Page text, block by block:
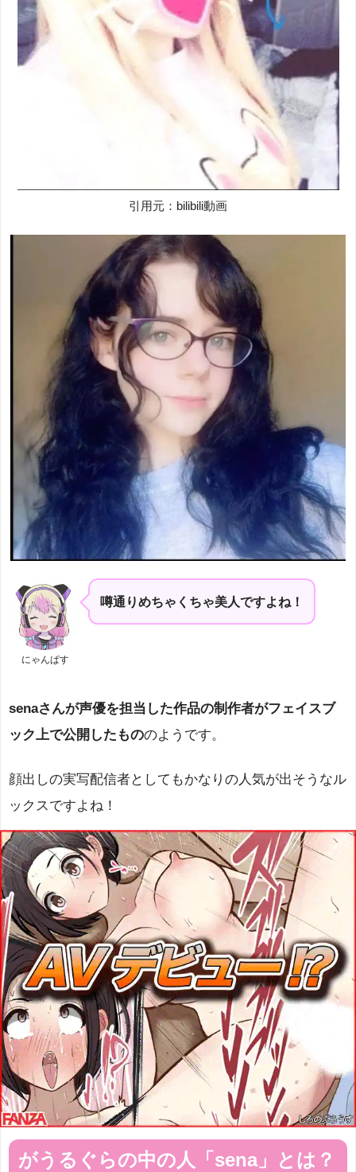
引用元：bilibili動画
にゃんぱす
噂通りめちゃくちゃ美人ですよね！
senaさんが声優を担当した作品の制作者がフェイスブ
ック上で公開したもののようです。
顔出しの実写配信者としてもかなりの人気が出そうなル
ックスですよね！
がうるぐらの中の人「sena」とは？